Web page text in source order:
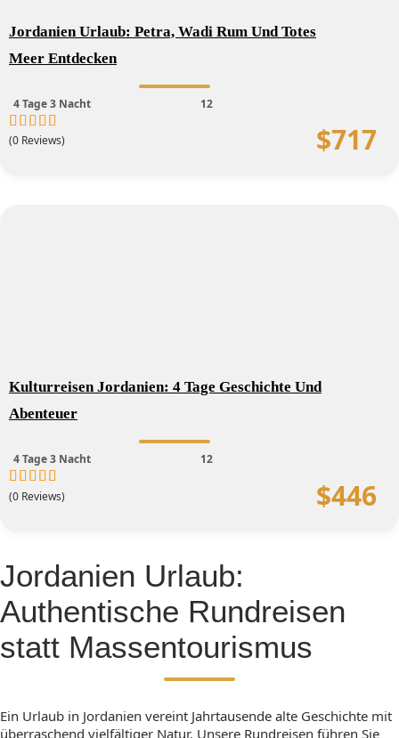
Jordanien Urlaub: Petra, Wadi Rum Und Totes
Meer Entdecken
4 Tage 3 Nacht 12
$717
0
5
(0 Reviews)
Kulturreisen Jordanien: 4 Tage Geschichte Und
Abenteuer
4 Tage 3 Nacht 12
$446
0
5
(0 Reviews)
Jordanien Urlaub:
Authentische Rundreisen
statt Massentourismus
Ein Urlaub in Jordanien vereint Jahrtausende alte Geschichte mit
überraschend vielfältiger Natur. Unsere Rundreisen führen Sie